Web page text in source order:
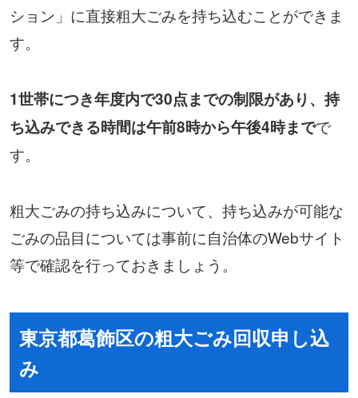
ション」に直接粗大ごみを持ち込むことができま
す。
1世帯につき年度内で30点までの制限があり、持
ち込みできる時間は午前8時から午後4時までで
す。
粗大ごみの持ち込みについて、持ち込みが可能な
ごみの品目については事前に自治体のWebサイト
等で確認を行っておきましょう。
東京都葛飾区の粗大ごみ回収申し込
み